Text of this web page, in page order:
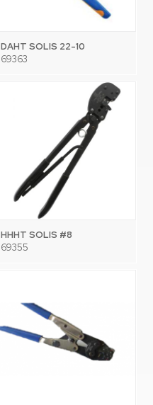
DAHT SOLIS 22-10
69363
HHHT SOLIS #8
69355